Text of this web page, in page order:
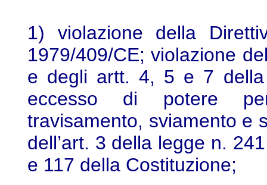
1) violazione della
1979/409/CE; violazione
e degli artt. 4, 5 e 7
eccesso di potere
travisamento, sviamento e
dell’art. 3 della legge n.
e 117 della Costituzione;